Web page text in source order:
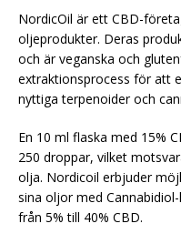
NordicOil är ett CBD-
oljeprodukter. Deras
och är veganska och
extraktionsprocess för att
nyttiga terpenoider och
En 10 ml flaska med 15%
250 droppar, vilket
olja. Nordicoil erbjuder
sina oljor med
från 5% till 40% CBD.